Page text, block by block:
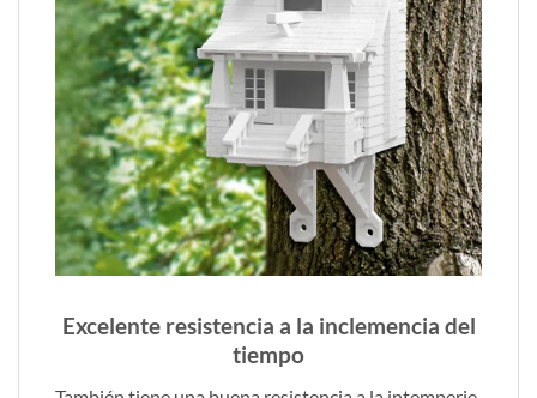
Excelente resistencia a la inclemencia del
tiempo